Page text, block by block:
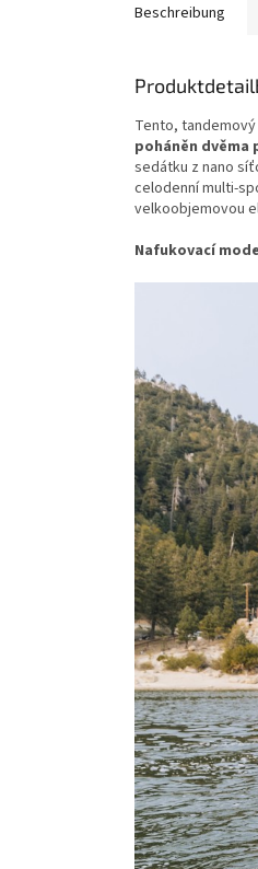
Beschreibung
Tento,
poháněn dvěma
sedátku z nano
celodenní multi-
velkoobjemovou
Nafukovací